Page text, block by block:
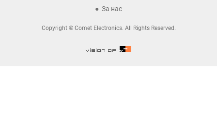
За нас
Copyright © Comet Electronics. All Rights Reserved.